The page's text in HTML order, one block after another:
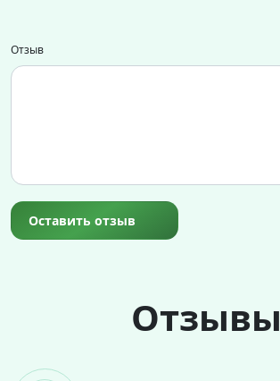
Отзыв
Оставить отзыв
Отзывы